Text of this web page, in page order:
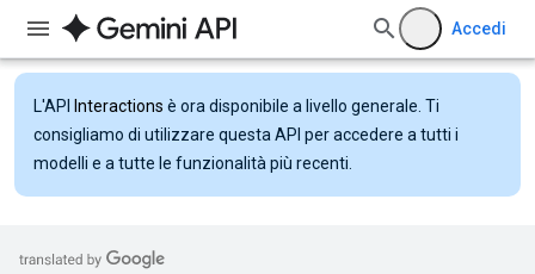
Accedi
L'API Interactions è ora disponibile a livello generale. Ti
consigliamo di utilizzare questa API per accedere a tutti i
modelli e a tutte le funzionalità più recenti.